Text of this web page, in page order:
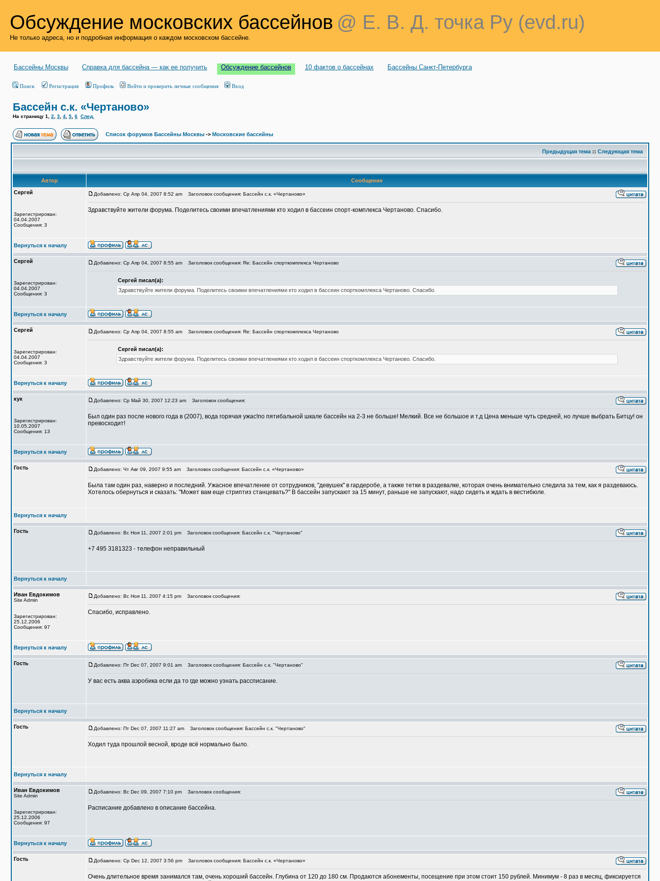
Обсуждение московских бассейнов @ Е. В. Д. точка Ру (evd.ru)
Не только адреса, но и подробная информация о каждом московском бассейне.
Бассейны Москвы Справка для бассейна — как ее получить Обсуждение бассейнов 10 фактов о бассейнах Бассейны Санкт-Петербурга
Поиск Регистрация Профиль Войти и проверить личные сообщения Вход
Бассейн с.к. «Чертаново»
На страницу 1 2 3 4 5 6 След.
Список форумов Бассейны Москвы -> Московские бассейны
Предыдущая тема :: Следующая тема
Автор
Сообщение
Сергей
Зарегистрирован:
04.04.2007
Сообщения: 3
Добавлено: Ср Апр 04, 2007 8:52 am Заголовок сообщения: Бассейн с.к. «Чертаново»
Здравствуйте жители форума. Поделитесь своими впечатлениями кто ходил в бассеин спорт-комплекса Чертаново. Спасибо.
Вернуться к началу
Сергей
Зарегистрирован:
04.04.2007
Сообщения: 3
Добавлено: Ср Апр 04, 2007 8:55 am Заголовок сообщения: Re: Бассейн спорткомплекса Чертаново
Сергей писал(а):
Здравствуйте жители форума. Поделитесь своими впечатлениями кто ходил в бассеин спорткомплекса Чертаново. Спасибо.
Вернуться к началу
Сергей
Зарегистрирован:
04.04.2007
Сообщения: 3
Добавлено: Ср Апр 04, 2007 8:55 am Заголовок сообщения: Re: Бассейн спорткомплекса Чертаново
Сергей писал(а):
Здравствуйте жители форума. Поделитесь своими впечатлениями кто ходил в бассеин спорткомплекса Чертаново. Спасибо.
Вернуться к началу
кук
Зарегистрирован:
10.05.2007
Сообщения: 13
Добавлено: Ср Май 30, 2007 12:23 am Заголовок сообщения:
Был один раз после нового года в (2007), вода горячая ужас!по пятибальной шкале бассейн на 2-3 не больше! Мелкий. Все не большое и т.д Цена меньше чуть средней, но лучше выбрать Битцу! он
превосходит!
Вернуться к началу
Гость Добавлено: Чт Авг 09, 2007 9:55 am Заголовок сообщения: Бассейн с.к. «Чертаново»
Была там один раз, наверно и последний. Ужасное впечатление от сотрудников, "девушек" в гардеробе, а также тетки в раздевалке, которая очень внимательно следила за тем, как я раздеваюсь.
Хотелось обернуться и сказать: "Может вам еще стриптиз станцевать?" В бассейн запускают за 15 минут, раньше не запускают, надо сидеть и ждать в вестибюле.
Вернуться к началу
Гость Добавлено: Вс Ноя 11, 2007 2:01 pm Заголовок сообщения: Бассейн с.к. "Чертаново"
+7 495 3181323 - телефон неправильный
Вернуться к началу
Иван Евдокимов
Site Admin
Зарегистрирован:
25.12.2006
Сообщения: 97
Добавлено: Вс Ноя 11, 2007 4:15 pm Заголовок сообщения:
Спасибо, исправлено.
Вернуться к началу
Гость Добавлено: Пт Dec 07, 2007 9:01 am Заголовок сообщения: Бассейн с.к. "Чертаново"
У вас есть аква аэробика если да то где можно узнать рассписание.
Вернуться к началу
Гость Добавлено: Пт Dec 07, 2007 11:27 am Заголовок сообщения: Бассейн с.к. "Чертаново"
Ходил туда прошлой весной, вроде всё нормально было.
Вернуться к началу
Иван Евдокимов
Site Admin
Зарегистрирован:
25.12.2006
Сообщения: 97
Добавлено: Вс Dec 09, 2007 7:10 pm Заголовок сообщения:
Расписание добавлено в описание бассейна.
Вернуться к началу
Гость Добавлено: Ср Dec 12, 2007 3:56 pm Заголовок сообщения: Бассейн с.к. «Чертаново»
Очень длительное время занимался там, очень хороший бассейн. Глубина от 120 до 180 см. Продаются абонементы, посещение при этом стоит 150 рублей. Минимум - 8 раз в месяц, фиксируется